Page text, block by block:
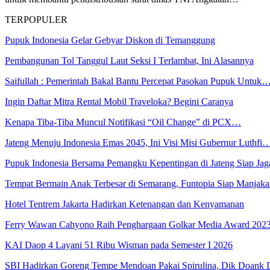
TERPOPULER
Pupuk Indonesia Gelar Gebyar Diskon di Temanggung
Pembangunan Tol Tanggul Laut Seksi I Terlambat, Ini Alasannya
Saifullah : Pemerintah Bakal Bantu Percepat Pasokan Pupuk Untuk…
Ingin Daftar Mitra Rental Mobil Traveloka? Begini Caranya
Kenapa Tiba-Tiba Muncul Notifikasi “Oil Change” di PCX…
Jateng Menuju Indonesia Emas 2045, Ini Visi Misi Gubernur
Pupuk Indonesia Bersama Pemangku Kepentingan di Jateng Siap
Tempat Bermain Anak Terbesar di Semarang, Funtopia Siap
Hotel Tentrem Jakarta Hadirkan Ketenangan dan Kenyamanan
Ferry Wawan Cahyono Raih Penghargaan Golkar Media Award
KAI Daop 4 Layani 51 Ribu Wisman pada Semester I 2026
SBI Hadirkan Goreng Tempe Mendoan Pakai Spirulina, Dik Doank